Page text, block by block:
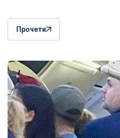
Прочети